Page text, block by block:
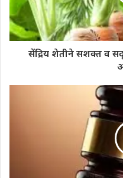
सेंद्रिय शेतीने सशक्त व